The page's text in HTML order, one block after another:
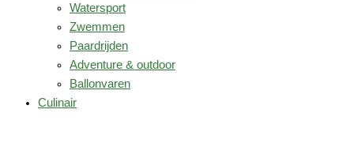
Watersport
Zwemmen
Paardrijden
Adventure & outdoor
Ballonvaren
Culinair